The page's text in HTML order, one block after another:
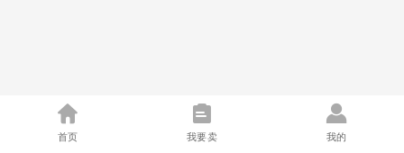
首页 我要卖 我的